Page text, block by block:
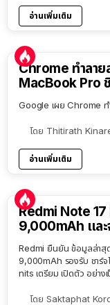
อ่านเพิ่มเติม
Chrome ทำลาย
MacBook Pro
Google เผย Chrome ท
โดย Thitirath
อ่านเพิ่มเติม
Redmi Note
9,000mAh และ
Redmi ยืนยัน ข้อมูลล่าสุ
9,000mAh รองรับ ชาร์
nits เตรียม เปิดตัว อย่าง
โดย Saktaphat